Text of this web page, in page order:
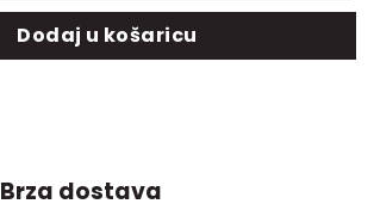
Dodaj u košaricu
Brza dostava